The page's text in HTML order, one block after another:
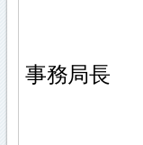
事務局長